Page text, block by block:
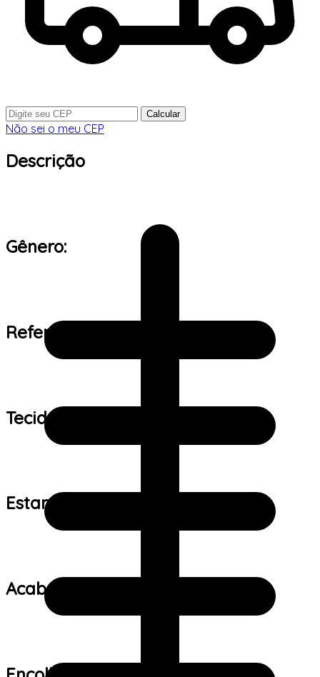
Calcular
Não sei o meu CEP
Descrição
Gênero:
Referência de tamanho:
Tecido:
Estampa:
Acabamento: